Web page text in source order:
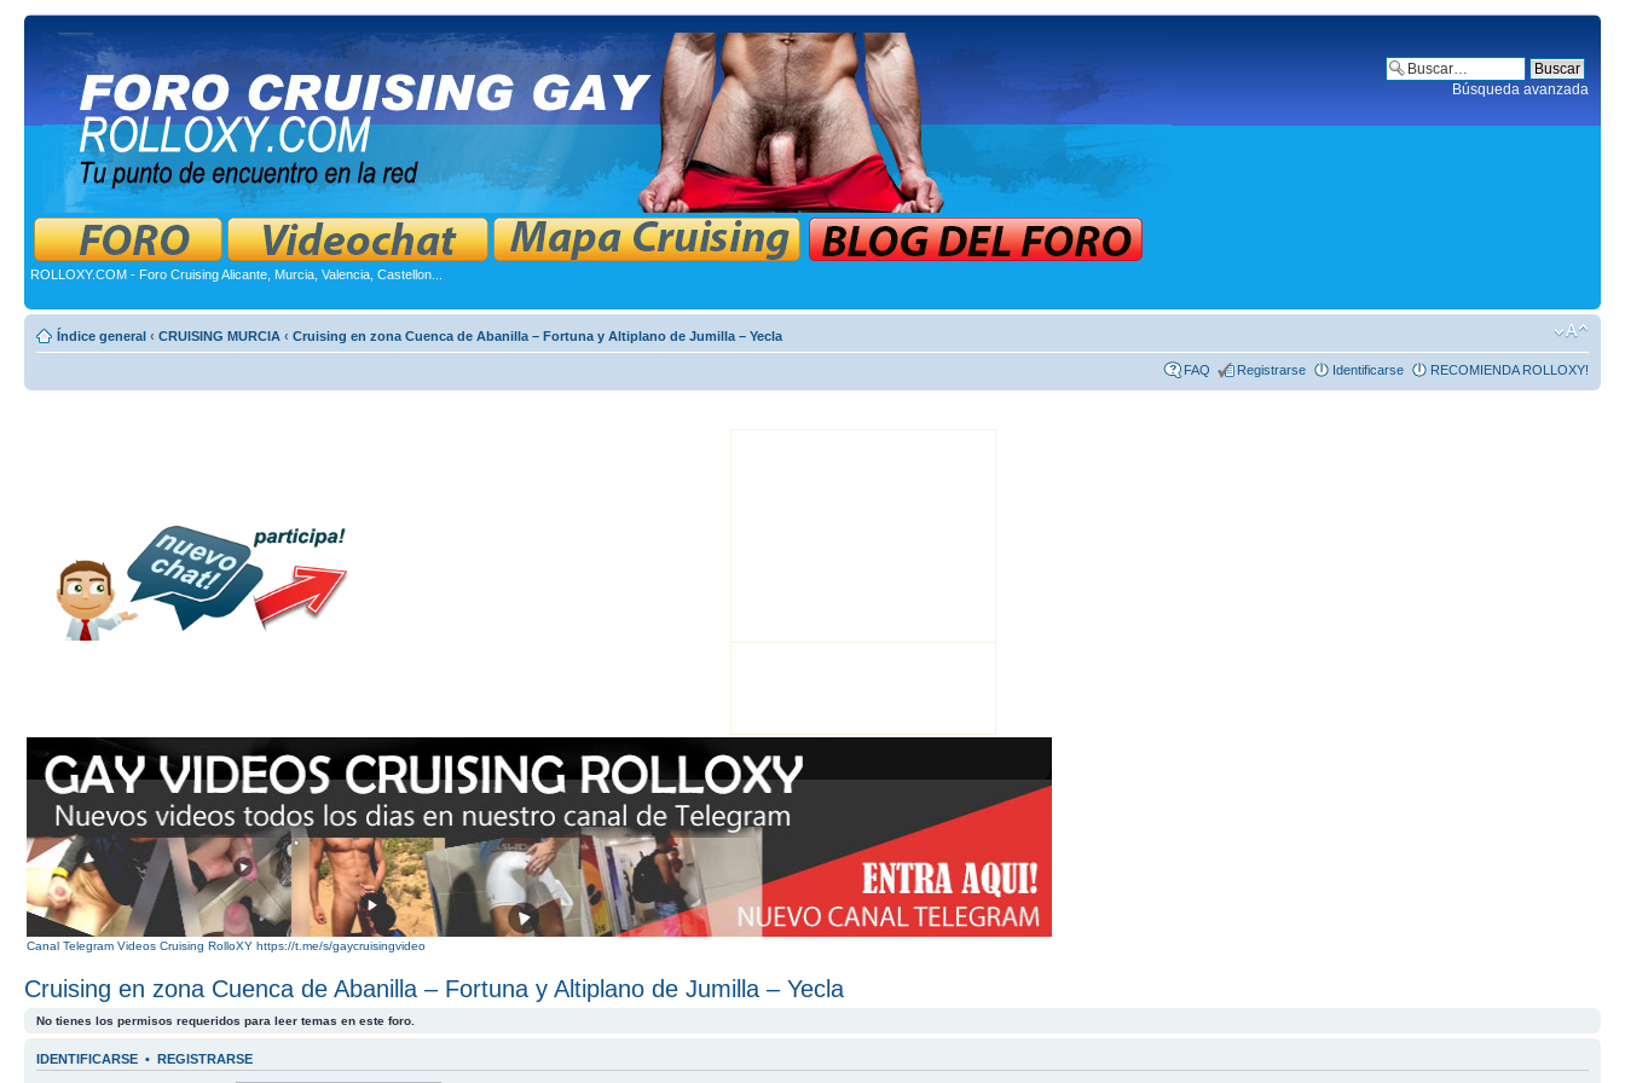
ROLLOXY.COM - Foro Cruising Alicante, Murcia, Valencia, Castellon...
Búsqueda avanzada
Índice general ‹ CRUISING MURCIA ‹ Cruising en zona Cuenca de Abanilla – Fortuna y Altiplano de Jumilla – Yecla
FAQ Registrarse Identificarse RECOMIENDA ROLLOXY!
Canal Telegram Videos Cruising RolloXY https://t.me/s/gaycruisingvideo
Cruising en zona Cuenca de Abanilla – Fortuna y Altiplano de Jumilla – Yecla
No tienes los permisos requeridos para leer temas en este foro.
IDENTIFICARSE • REGISTRARSE